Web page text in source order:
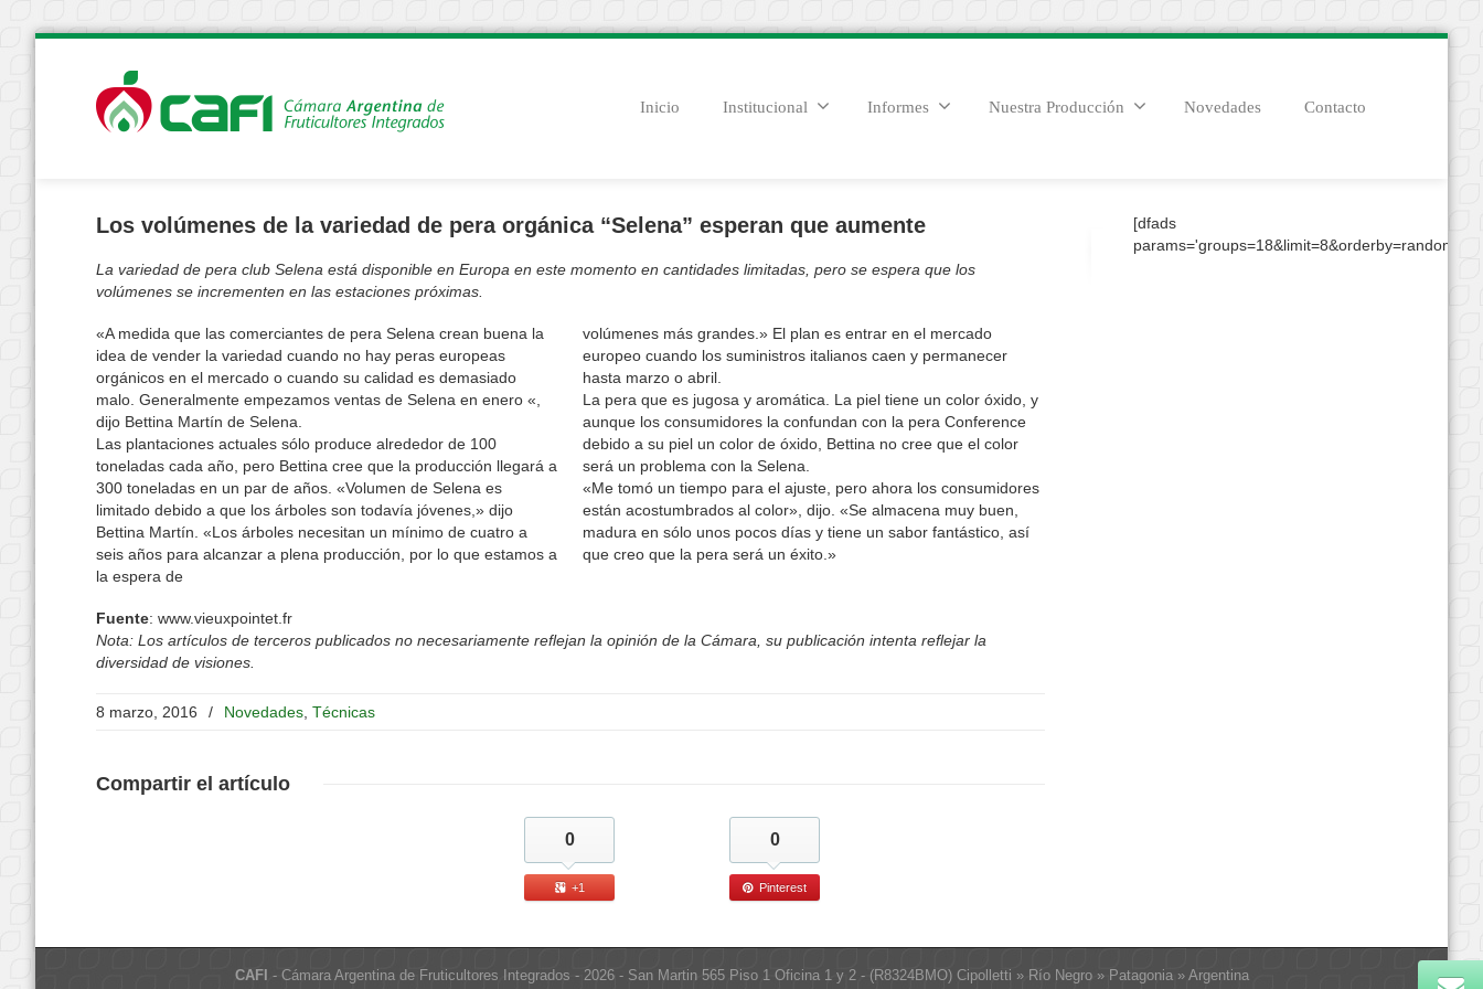
Inicio Institucional Informes Nuestra Producción Novedades Contacto
Los volúmenes de la variedad de pera orgánica “Selena” esperan que aumente
La variedad de pera club Selena está disponible en Europa en este momento en cantidades limitadas, pero se espera que los
volúmenes se incrementen en las estaciones próximas.
«A medida que las comerciantes de pera Selena crean buena la
idea de vender la variedad cuando no hay peras europeas
orgánicos en el mercado o cuando su calidad es demasiado
malo. Generalmente empezamos ventas de Selena en enero «,
dijo Bettina Martín de Selena.
Las plantaciones actuales sólo produce alrededor de 100
toneladas cada año, pero Bettina cree que la producción llegará a
300 toneladas en un par de años. «Volumen de Selena es
limitado debido a que los árboles son todavía jóvenes,» dijo
Bettina Martín. «Los árboles necesitan un mínimo de cuatro a
seis años para alcanzar a plena producción, por lo que estamos a
la espera de
volúmenes más grandes.» El plan es entrar en el mercado
europeo cuando los suministros italianos caen y permanecer
hasta marzo o abril.
La pera que es jugosa y aromática. La piel tiene un color óxido, y
aunque los consumidores la confundan con la pera Conference
debido a su piel un color de óxido, Bettina no cree que el color
será un problema con la Selena.
«Me tomó un tiempo para el ajuste, pero ahora los consumidores
están acostumbrados al color», dijo. «Se almacena muy buen,
madura en sólo unos pocos días y tiene un sabor fantástico, así
que creo que la pera será un éxito.»
Fuente: www.vieuxpointet.fr
Nota: Los artículos de terceros publicados no necesariamente reflejan la opinión de la Cámara, su publicación intenta reflejar la
diversidad de visiones.
8 marzo, 2016 / Novedades Técnicas
Compartir el artículo
0
+1
0
Pinterest
[dfads
CAFI - Cámara Argentina de Fruticultores Integrados - 2026 - San Martin 565 Piso 1 Oficina 1 y 2 - (R8324BMO) Cipolletti » Río Negro » Patagonia » Argentina